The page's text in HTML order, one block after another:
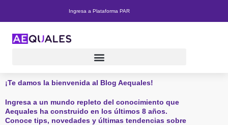
Ingresa a Plataforma PAR
¡Te damos la bienvenida al Blog Aequales!
Ingresa a un mundo repleto del conocimiento que
Aequales ha construido en los últimos 8 años.
Conoce tips, novedades y últimas tendencias sobre